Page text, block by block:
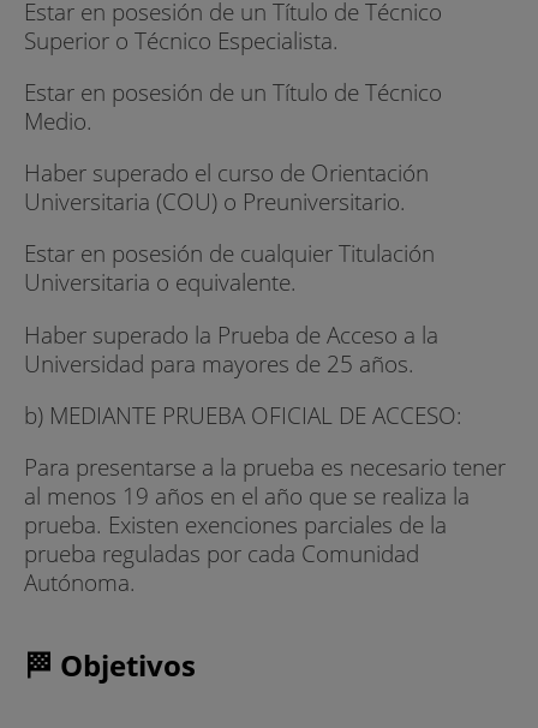
Estar en posesión de un Título de Técnico
Superior o Técnico Especialista.
Estar en posesión de un Título de Técnico
Medio.
Haber superado el curso de Orientación
Universitaria (COU) o Preuniversitario.
Estar en posesión de cualquier Titulación
Universitaria o equivalente.
Haber superado la Prueba de Acceso a la
Universidad para mayores de 25 años.
b) MEDIANTE PRUEBA OFICIAL DE ACCESO:
Para presentarse a la prueba es necesario tener
al menos 19 años en el año que se realiza la
prueba. Existen exenciones parciales de la
prueba reguladas por cada Comunidad
Autónoma.
🏁 Objetivos